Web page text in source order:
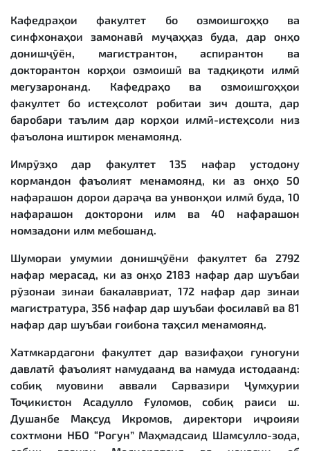
Кафедраҳои факултет бо озмоишгоҳҳо ва
синфхонаҳои замонавӣ муҷаҳҳаз буда, дар онҳо
донишҷӯён, магистрантон, аспирантон ва
докторантон корҳои озмоишӣ ва тадқиқоти илмӣ
мегузаронанд. Кафедраҳо ва озмоишгоҳҳои
факултет бо истеҳсолот робитаи зич дошта, дар
баробари таълим дар корҳои илмӣ-истеҳсоли низ
фаъолона иштирок менамоянд.
Имрӯзҳо дар факултет 135 нафар устодону
кормандон фаъолият менамоянд, ки аз онҳо 50
нафарашон дорои дараҷа ва унвонҳои илмӣ буда, 10
нафарашон докторони илм ва 40 нафарашон
номзадони илм мебошанд.
Шумораи умумии донишҷӯёни факултет ба 2792
нафар мерасад, ки аз онҳо 2183 нафар дар шуъбаи
рӯзонаи зинаи бакалавриат, 172 нафар дар зинаи
магистратура, 356 нафар дар шуъбаи фосилавӣ ва 81
нафар дар шуъбаи ғоибона таҳсил менамоянд.
Хатмкардагони факултет дар вазифаҳои гуногуни
давлатӣ фаъолият намудаанд ва намуда истодаанд:
собиқ муовини аввали Сарвазири Ҷумҳурии
Тоҷикистон Асадулло Ғуломов, собиқ раиси ш.
Душанбе Мақсуд Икромов, директори иҷроияи
сохтмони НБО “Роғун” Маҳмадсаид Шамсулло-зода,